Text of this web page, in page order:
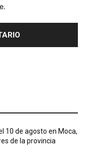
10 de agosto en Moca,
de la provincia